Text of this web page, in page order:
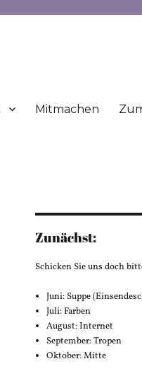
Mitmachen
Zunächst:
Schicken Sie uns doch
Juni: Suppe
Juli: Farben
August: Internet
September: Tropen
Oktober: Mitte